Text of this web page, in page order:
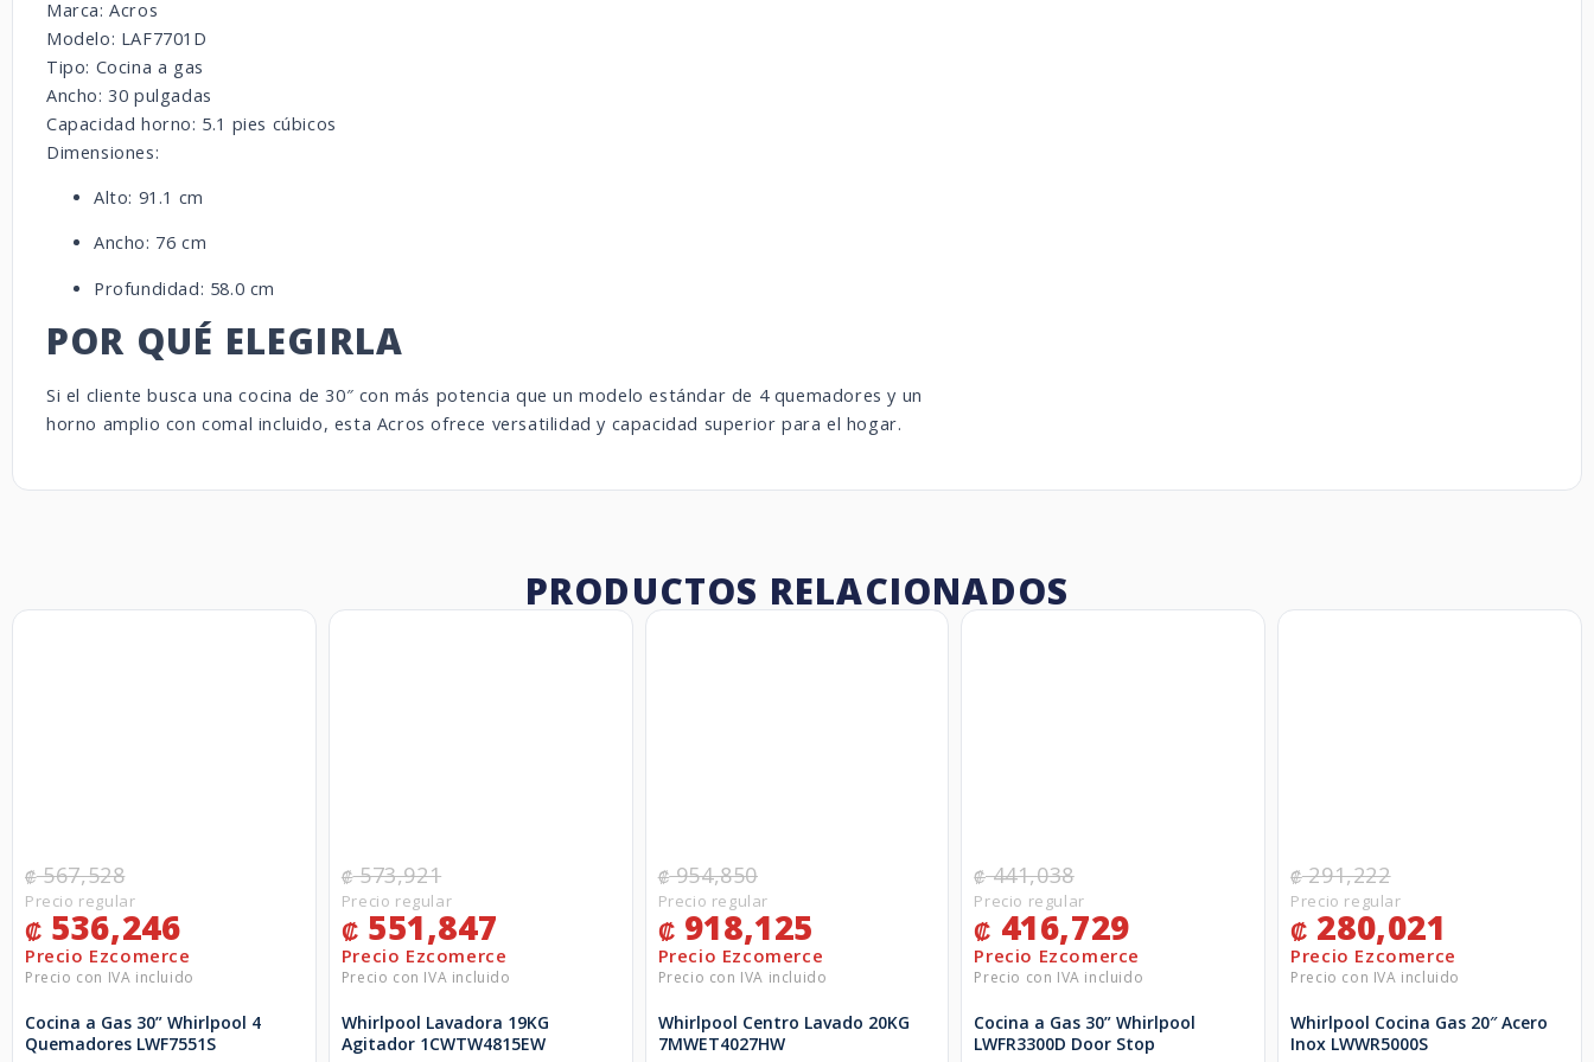
Marca: Acros
Modelo: LAF7701D
Tipo: Cocina a gas
Ancho: 30 pulgadas
Capacidad horno: 5.1 pies cúbicos
Dimensiones:
Alto: 91.1 cm
Ancho: 76 cm
Profundidad: 58.0 cm
POR QUÉ ELEGIRLA
Si el cliente busca una cocina de 30″ con más potencia que un modelo estándar de 4 quemadores y un
horno amplio con comal incluido, esta Acros ofrece versatilidad y capacidad superior para el hogar.
PRODUCTOS RELACIONADOS
₡567,528
₡ 536,246
Cocina a Gas 30” Whirlpool 4
Quemadores LWF7551S
₡573,921
₡ 551,847
Whirlpool Lavadora 19KG
Agitador 1CWTW4815EW
₡954,850
₡ 918,125
Whirlpool Centro Lavado 20KG
7MWET4027HW
₡441,038
₡ 416,729
Cocina a Gas 30” Whirlpool
LWFR3300D Door Stop
₡291,222
₡ 280,021
Whirlpool Cocina Gas 20″ Acero
Inox LWWR5000S